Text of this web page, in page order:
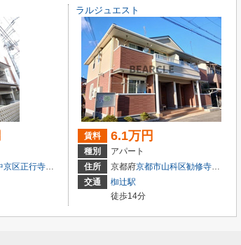
京区正行寺町
668
ラルジュエスト
賃料 6.1万円
種別
アパート
住所
京都府京都市山科区勧修寺西栗栖野町
交通
椥辻駅
徒歩14分